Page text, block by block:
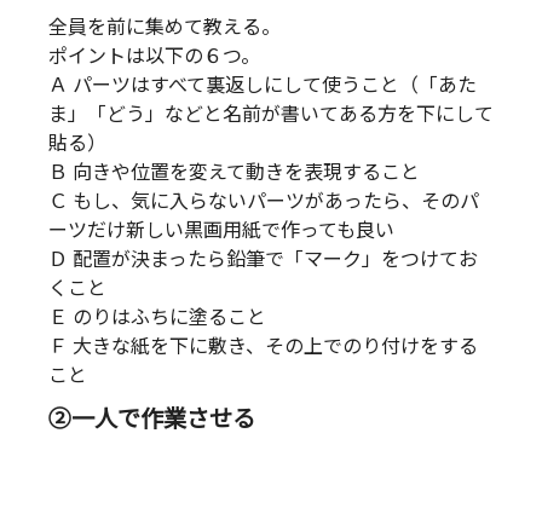
全員を前に集めて教える。
ポイントは以下の６つ。
Ａ パーツはすべて裏返しにして使うこと（「あた
ま」「どう」などと名前が書いてある方を下にして
貼る）
Ｂ 向きや位置を変えて動きを表現すること
Ｃ もし、気に入らないパーツがあったら、そのパ
ーツだけ新しい黒画用紙で作っても良い
Ｄ 配置が決まったら鉛筆で「マーク」をつけてお
くこと
Ｅ のりはふちに塗ること
Ｆ 大きな紙を下に敷き、その上でのり付けをする
こと
②一人で作業させる